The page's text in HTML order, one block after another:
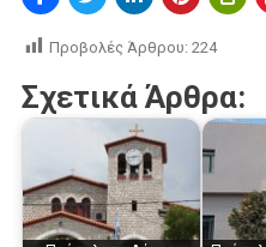
Προβολές Άρθρου: 224
Σχετικά Άρθρα: